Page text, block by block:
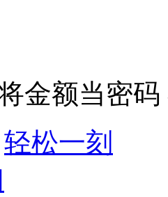
运金牌
额当密码
轻松一刻